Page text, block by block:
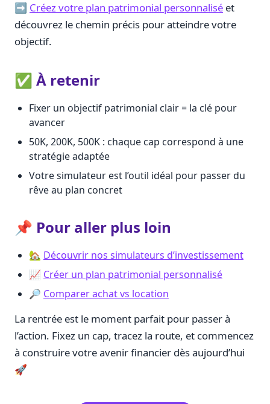
➡️ Créez votre plan patrimonial personnalisé et
découvrez le chemin précis pour atteindre votre
objectif.
✅ À retenir
Fixer un objectif patrimonial clair = la clé pour
avancer
50K, 200K, 500K : chaque cap correspond à une
stratégie adaptée
Votre simulateur est l’outil idéal pour passer du
rêve au plan concret
📌 Pour aller plus loin
🏡 Découvrir nos simulateurs d’investissement
📈 Créer un plan patrimonial personnalisé
🔎 Comparer achat vs location
La rentrée est le moment parfait pour passer à
l’action. Fixez un cap, tracez la route, et commencez
à construire votre avenir financier dès aujourd’hui
🚀